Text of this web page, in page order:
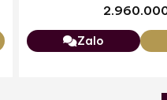
Zalo